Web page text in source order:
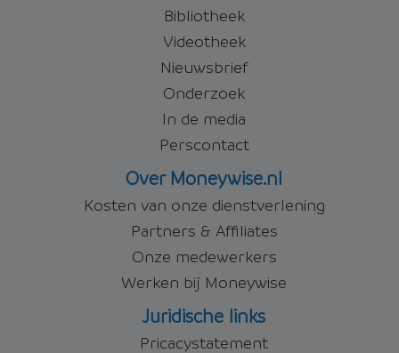
Bibliotheek
Videotheek
Nieuwsbrief
Onderzoek
In de media
Perscontact
Over Moneywise.nl
Kosten van onze dienstverlening
Partners & Affiliates
Onze medewerkers
Werken bij Moneywise
Juridische links
Pricacystatement